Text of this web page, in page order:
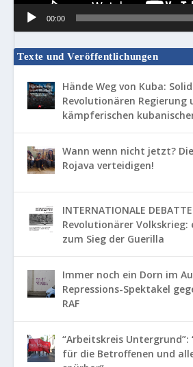
00:00
Texte und Veröffentlichungen
Hände Weg von Kuba:
Revolutionären Regierung
kämpferischen
Wann wenn nicht jetzt?
Rojava verteidigen!
INTERNATIONALE
Revolutionärer Volkskrieg:
zum Sieg der Guerilla
Immer noch ein Dorn im
Repressions-Spektakel
RAF
“Arbeitskreis
für die Betroffenen und